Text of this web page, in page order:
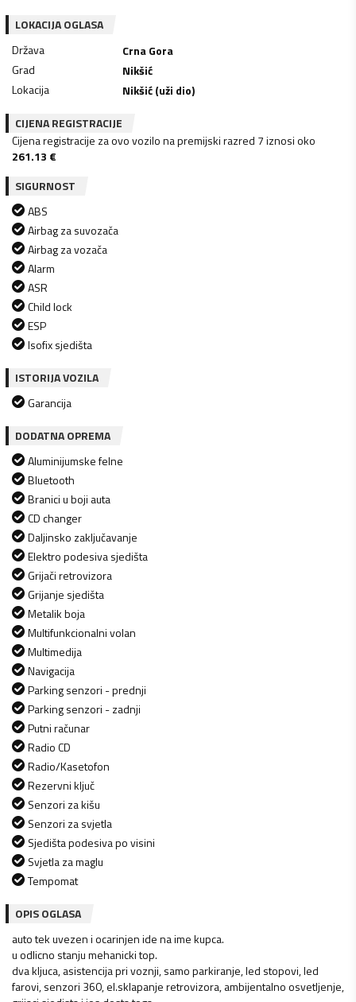
LOKACIJA OGLASA
Država
Crna Gora
Grad
Nikšić
Lokacija
Nikšić (uži dio)
CIJENA REGISTRACIJE
Cijena registracije za ovo vozilo na premijski razred 7 iznosi oko
261.13 €
SIGURNOST
ABS
Airbag za suvozača
Airbag za vozača
Alarm
ASR
Child lock
ESP
Isofix sjedišta
ISTORIJA VOZILA
Garancija
DODATNA OPREMA
Aluminijumske felne
Bluetooth
Branici u boji auta
CD changer
Daljinsko zaključavanje
Elektro podesiva sjedišta
Grijači retrovizora
Grijanje sjedišta
Metalik boja
Multifunkcionalni volan
Multimedija
Navigacija
Parking senzori - prednji
Parking senzori - zadnji
Putni računar
Radio CD
Radio/Kasetofon
Rezervni ključ
Senzori za kišu
Senzori za svjetla
Sjedišta podesiva po visini
Svjetla za maglu
Tempomat
OPIS OGLASA
auto tek uvezen i ocarinjen ide na ime kupca.
u odlicno stanju mehanicki top.
dva kljuca, asistencija pri voznji, samo parkiranje, led stopovi, led
farovi, senzori 360, el.sklapanje retrovizora, ambijentalno osvetljenje,